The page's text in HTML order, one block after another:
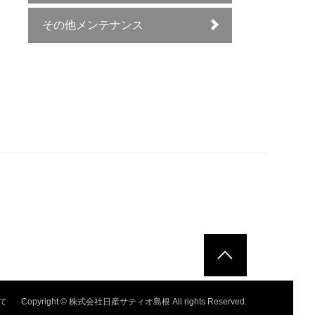
その他メンテナンス
Copyright © 株式会社日産サティオ島根 All rights Reserved.